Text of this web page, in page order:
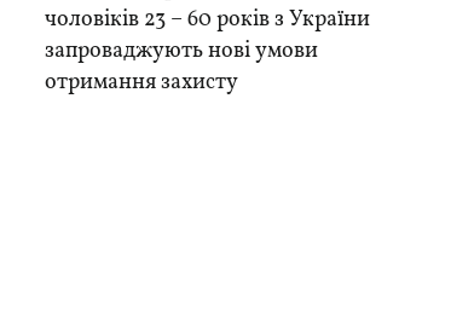
чоловіків 23 – 60 років з України
запроваджують нові умови
отримання захисту